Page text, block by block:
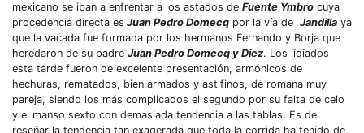
mexicano se iban a enfrentar a los astados de Fuente Ymbro cuya
procedencia directa es Juan Pedro Domecq por la vía de Jandilla ya
que la vacada fue formada por los hermanos Fernando y Borja que
heredaron de su padre Juan Pedro Domecq y Díez. Los lidiados
esta tarde fueron de excelente presentación, armónicos de
hechuras, rematados, bien armados y astifinos, de romana muy
pareja, siendo los más complicados el segundo por su falta de celo
y el manso sexto con demasiada tendencia a las tablas. Es de
reseñar la tendencia tan exagerada que toda la corrida ha tenido de